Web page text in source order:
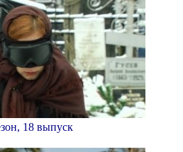
18 выпуск